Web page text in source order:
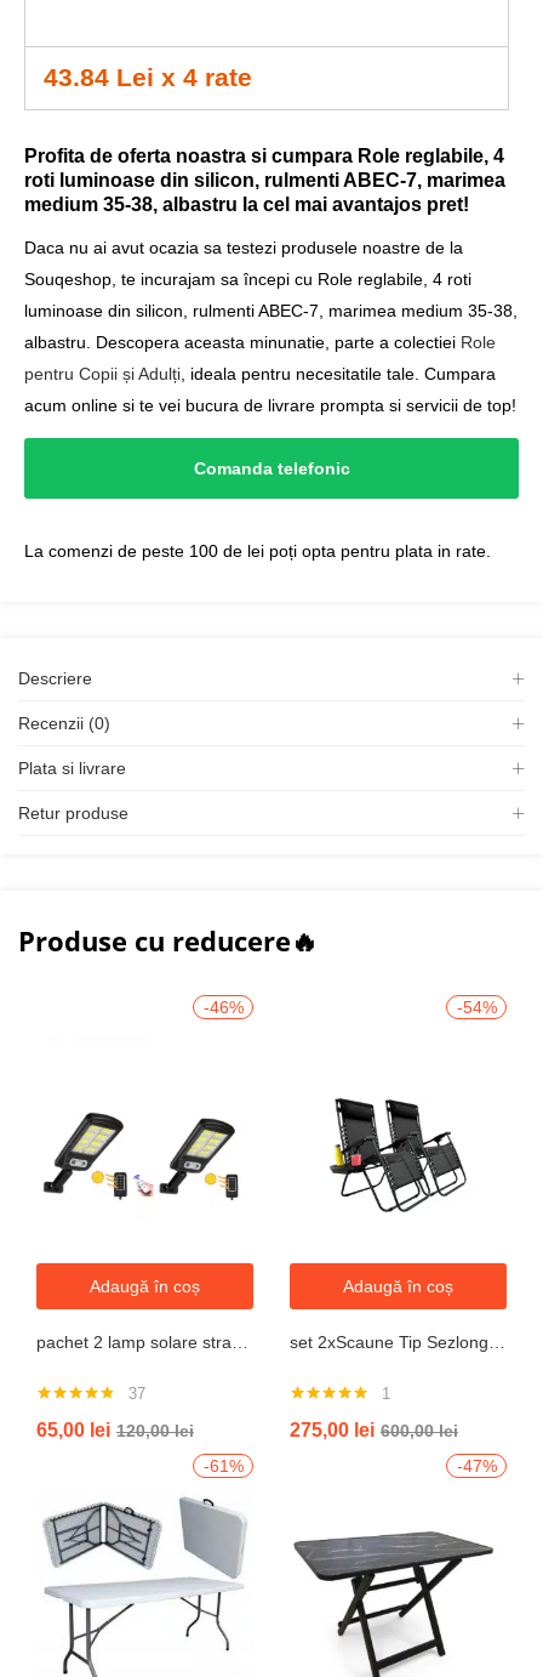
43.84 Lei x 4 rate
Profita de oferta noastra si cumpara Role reglabile, 4
roti luminoase din silicon, rulmenti ABEC-7, marimea
medium 35-38, albastru la cel mai avantajos pret!
Daca nu ai avut ocazia sa testezi produsele noastre de la
Souqeshop, te incurajam sa începi cu Role reglabile, 4 roti
luminoase din silicon, rulmenti ABEC-7, marimea medium 35-38,
albastru. Descopera aceasta minunatie, parte a colectiei Role
pentru Copii și Adulți , ideala pentru necesitatile tale. Cumpara
acum online si te vei bucura de livrare prompta si servicii de top!
Comanda telefonic
La comenzi de peste 100 de lei poți opta pentru plata in rate.
Descriere
Recenzii (0)
Plata si livrare
Retur produse
Produse cu reducere🔥
-46%
Adaugă în coș
4.76din 5
37
65,00 lei 120,00lei
-54%
Adaugă în coș
5.00din 5
1
275,00 lei 600,00lei
-61%
-47%